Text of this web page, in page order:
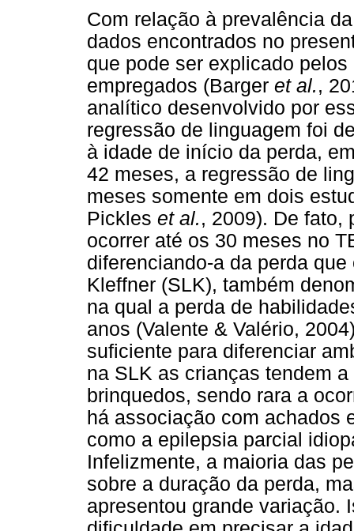
Com relação à prevalência
dados encontrados no
que pode ser explicado
empregados (Barger et al.,
analítico desenvolvido por
regressão de linguagem foi
à idade de início da perda,
42 meses, a regressão de
meses somente em dois
Pickles et al., 2009). De fato,
ocorrer até os 30 meses no
diferenciando-a da perda
Kleffner (SLK), também
na qual a perda de
anos (Valente & Valério,
suficiente para diferenciar
na SLK as crianças tendem
brinquedos, sendo rara a
há associação com achados
como a epilepsia parcial
Infelizmente, a maioria das
sobre a duração da perda,
apresentou grande variação.